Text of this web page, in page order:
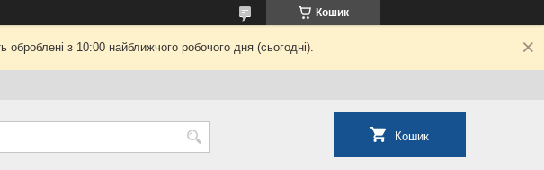
Кошик
з 10:00 найближчого робочого дня (сьогодні).
Кошик